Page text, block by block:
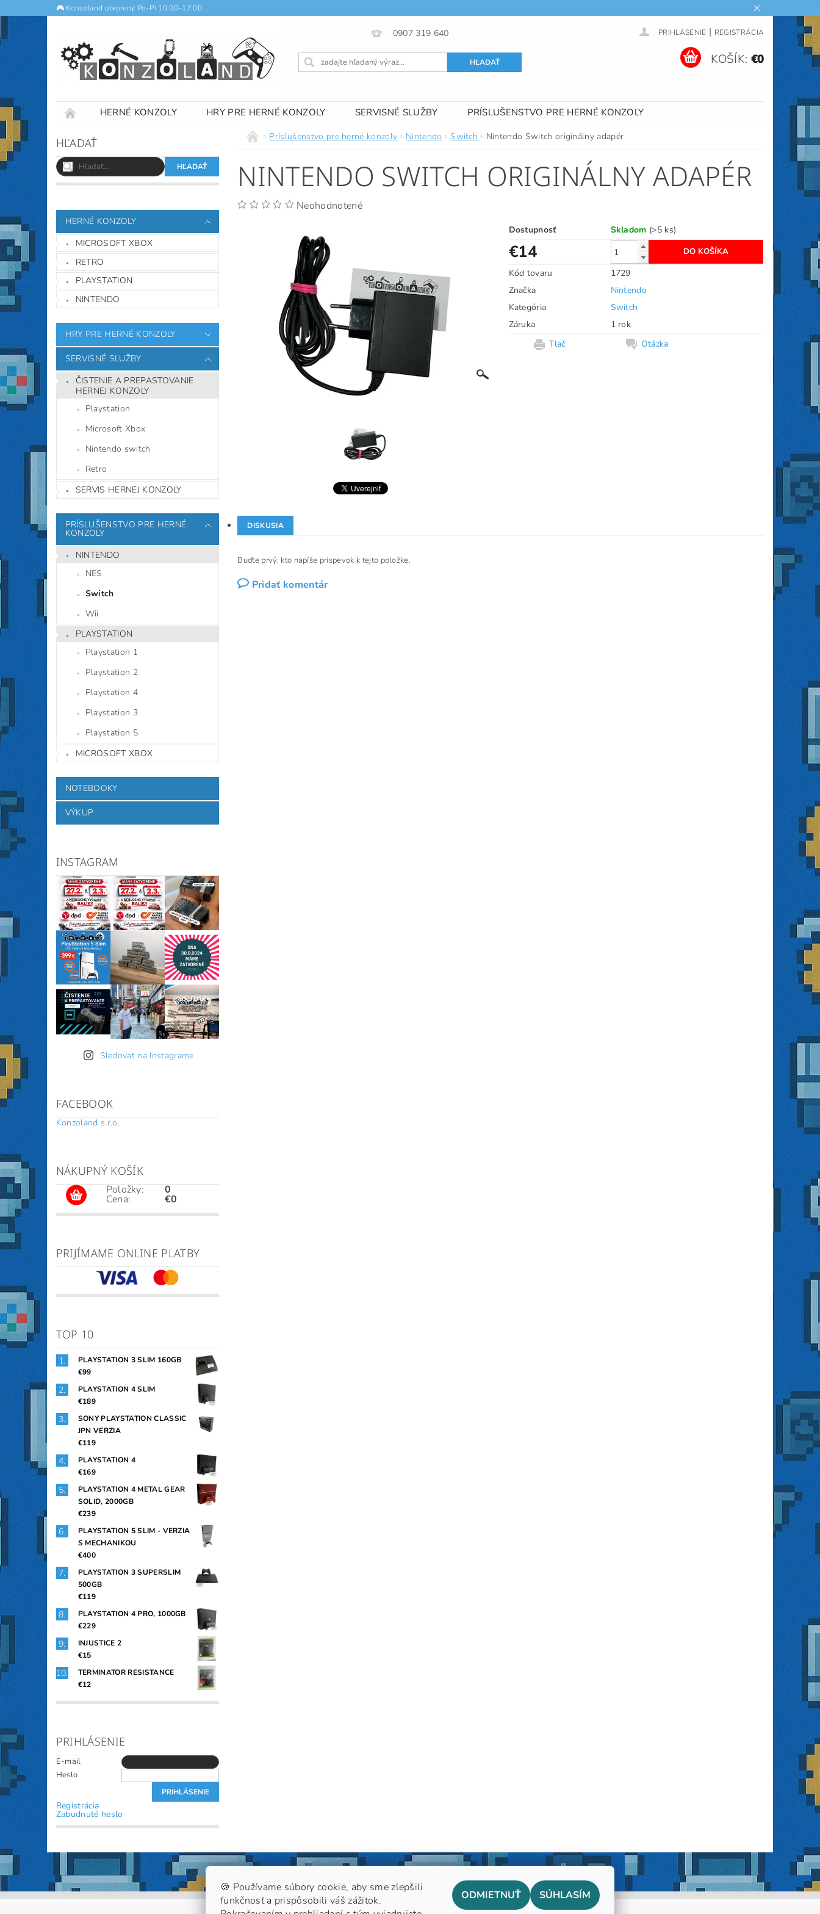
🎮 Konzoland otvorený Po–Pi 10:00–17:00.
0907 319 640 PRIHLÁSENIE | REGISTRÁCIA
KOŠÍK: €0
HERNÉ KONZOLY HRY PRE HERNÉ KONZOLY SERVISNÉ SLUŽBY
PRÍSLUŠENSTVO PRE HERNÉ KONZOLY
NOTEBOOKY
OBCHODNÉ PODMIENKY KONTAKTY
HĽADAŤ
HERNÉ KONZOLY
MICROSOFT XBOX
RETRO
PLAYSTATION
NINTENDO
HRY PRE HERNÉ KONZOLY
SERVISNÉ SLUŽBY
ČISTENIE A PREPASTOVANIE
HERNEJ KONZOLY
Playstation
Microsoft Xbox
Nintendo switch
Retro
SERVIS HERNEJ KONZOLY
PRÍSLUŠENSTVO PRE HERNÉ
KONZOLY
NINTENDO
NES
Switch
Wii
PLAYSTATION
Playstation 1
Playstation 2
Playstation 4
Playstation 3
Playstation 5
MICROSOFT XBOX
NOTEBOOKY
VÝKUP
INSTAGRAM
Sledovať na Instagrame
FACEBOOK
Konzoland s.r.o.
NÁKUPNÝ KOŠÍK
Položky:
Cena:
0
€0
PRIJÍMAME ONLINE PLATBY
TOP 10
PLAYSTATION 3 SLIM 160GB
€99
PLAYSTATION 4 SLIM
€189
SONY PLAYSTATION CLASSIC
JPN VERZIA
€119
PLAYSTATION 4
€169
PLAYSTATION 4 METAL GEAR
SOLID, 2000GB
€239
PLAYSTATION 5 SLIM - VERZIA
S MECHANIKOU
€400
PLAYSTATION 3 SUPERSLIM
500GB
€119
PLAYSTATION 4 PRO, 1000GB
€229
INJUSTICE 2
€15
TERMINATOR RESISTANCE
€12
PRIHLÁSENIE
E-mail
Heslo
Registrácia
Zabudnuté heslo
Príslušenstvo pre herné konzoly Nintendo Switch Nintendo Switch originálny adapér
NINTENDO SWITCH ORIGINÁLNY ADAPÉR
Neohodnotené
Dostupnosť Skladom (>5 ks)
€14
Kód tovaru
1729
Značka
Nintendo
Kategória
Switch
Záruka
1 rok
Tlač
Otázka
DISKUSIA
Buďte prvý, kto napíše príspevok k tejto položke.
Pridať komentár
🍪 Používame súbory cookie, aby sme zlepšili
funkčnosť a prispôsobili váš zážitok.
ODMIETNUŤ SÚHLASÍM